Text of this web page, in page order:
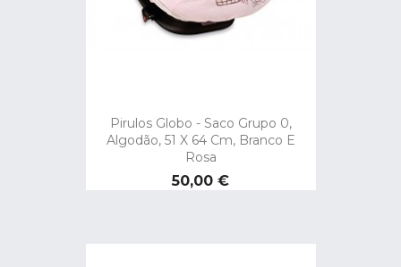
Pirulos Globo - Saco Grupo 0,
Algodão, 51 X 64 Cm, Branco E
Rosa
Preço
50,00 €